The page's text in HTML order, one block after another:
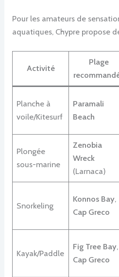
Pour les amateurs de
aquatiques, Chypre propose
Activité
Plage
Planche à
voile/Kitesurf
Paramali
Beach
Plongée
sous-marine
Zenobia
Wreck
(Larnaca)
Snorkeling
Konnos Bay,
Cap Greco
Kayak/Paddle
Fig Tree Bay,
Cap Greco